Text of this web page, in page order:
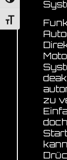
Schrift
zu